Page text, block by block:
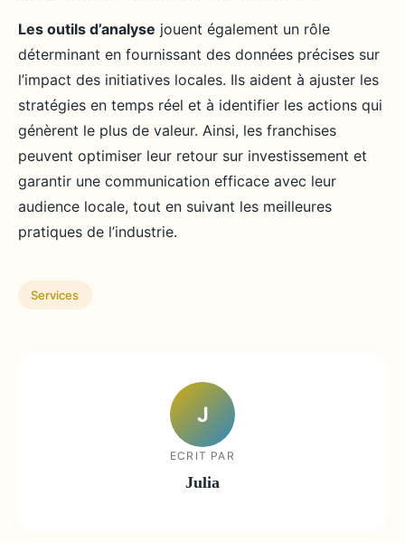
Les outils d’analyse jouent également un rôle
déterminant en fournissant des données précises sur
l’impact des initiatives locales. Ils aident à ajuster les
stratégies en temps réel et à identifier les actions qui
génèrent le plus de valeur. Ainsi, les franchises
peuvent optimiser leur retour sur investissement et
garantir une communication efficace avec leur
audience locale, tout en suivant les meilleures
pratiques de l’industrie.
Services
J
ECRIT PAR
Julia